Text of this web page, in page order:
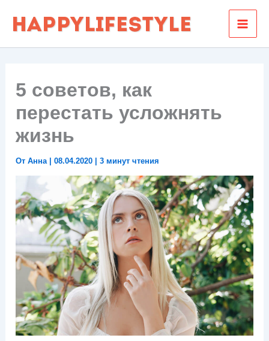
5 советов, как
перестать усложнять
жизнь
ОтАнна |08.04.2020 |3 минут чтения